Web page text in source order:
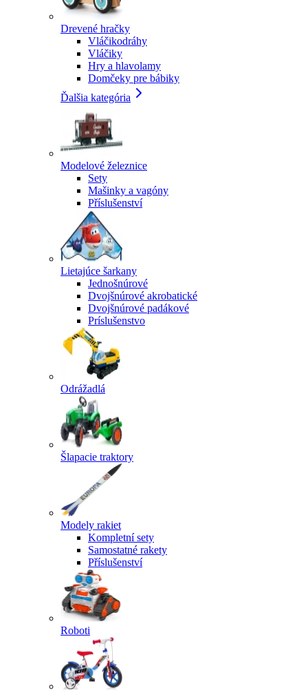
Drevené hračky
Vláčikodráhy
Vláčiky
Hry a hlavolamy
Domčeky pre bábiky
Ďalšia kategória
Modelové železnice
Sety
Mašinky a vagóny
Příslušenství
Lietajúce šarkany
Jednošnúrové
Dvojšnúrové akrobatické
Dvojšnúrové padákové
Príslušenstvo
Odrážadlá
Šlapacie traktory
Modely rakiet
Kompletní sety
Samostatné rakety
Příslušenství
Roboti